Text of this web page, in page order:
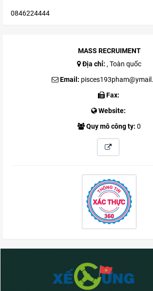
0846224444
MASS RECRUIMENT
Địa chỉ: , Toàn quốc
Email:
Fax:
Website:
Quy mô công ty: 0